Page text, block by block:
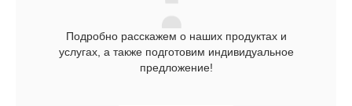
Подробно расскажем о наших продуктах и
услугах, а также подготовим индивидуальное
предложение!